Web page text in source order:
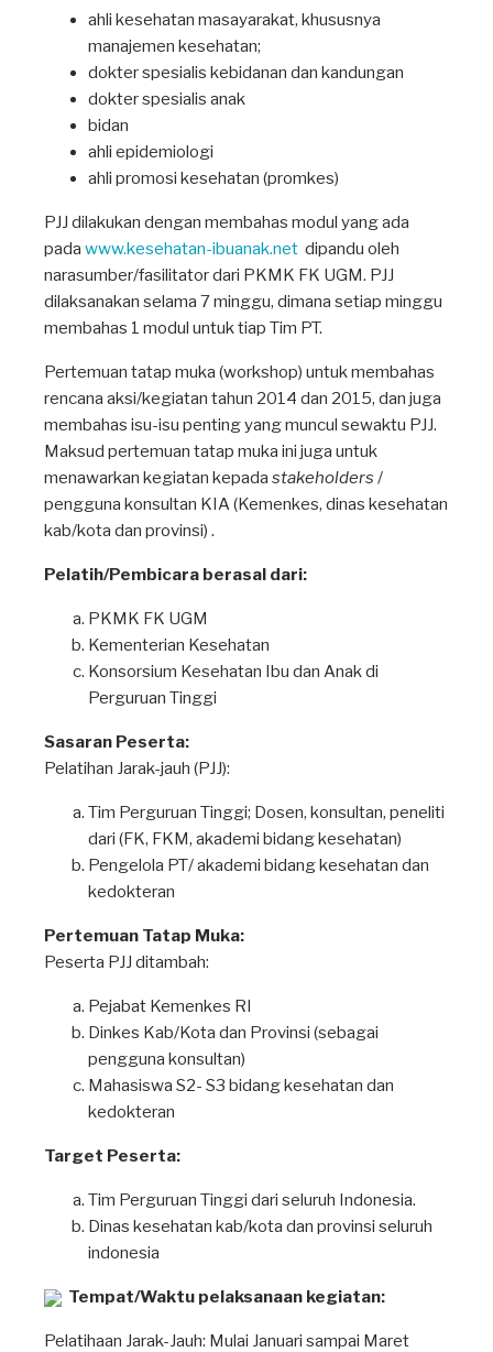
ahli kesehatan masayarakat, khususnya
manajemen kesehatan;
dokter spesialis kebidanan dan kandungan
dokter spesialis anak
bidan
ahli epidemiologi
ahli promosi kesehatan (promkes)
PJJ dilakukan dengan membahas modul yang ada
pada www.kesehatan-ibuanak.net dipandu oleh
narasumber/fasilitator dari PKMK FK UGM. PJJ
dilaksanakan selama 7 minggu, dimana setiap minggu
membahas 1 modul untuk tiap Tim PT.
Pertemuan tatap muka (workshop) untuk membahas
rencana aksi/kegiatan tahun 2014 dan 2015, dan juga
membahas isu-isu penting yang muncul sewaktu PJJ.
Maksud pertemuan tatap muka ini juga untuk
menawarkan kegiatan kepada stakeholders /
pengguna konsultan KIA (Kemenkes, dinas kesehatan
kab/kota dan provinsi) .
Pelatih/Pembicara berasal dari:
PKMK FK UGM
Kementerian Kesehatan
Konsorsium Kesehatan Ibu dan Anak di
Perguruan Tinggi
Sasaran Peserta:
Pelatihan Jarak-jauh (PJJ):
Tim Perguruan Tinggi; Dosen, konsultan, peneliti
dari (FK, FKM, akademi bidang kesehatan)
Pengelola PT/ akademi bidang kesehatan dan
kedokteran
Pertemuan Tatap Muka:
Peserta PJJ ditambah:
Pejabat Kemenkes RI
Dinkes Kab/Kota dan Provinsi (sebagai
pengguna konsultan)
Mahasiswa S2- S3 bidang kesehatan dan
kedokteran
Target Peserta:
Tim Perguruan Tinggi dari seluruh Indonesia.
Dinas kesehatan kab/kota dan provinsi seluruh
indonesia
Tempat/Waktu pelaksanaan kegiatan:
Pelatihaan Jarak-Jauh: Mulai Januari sampai Maret